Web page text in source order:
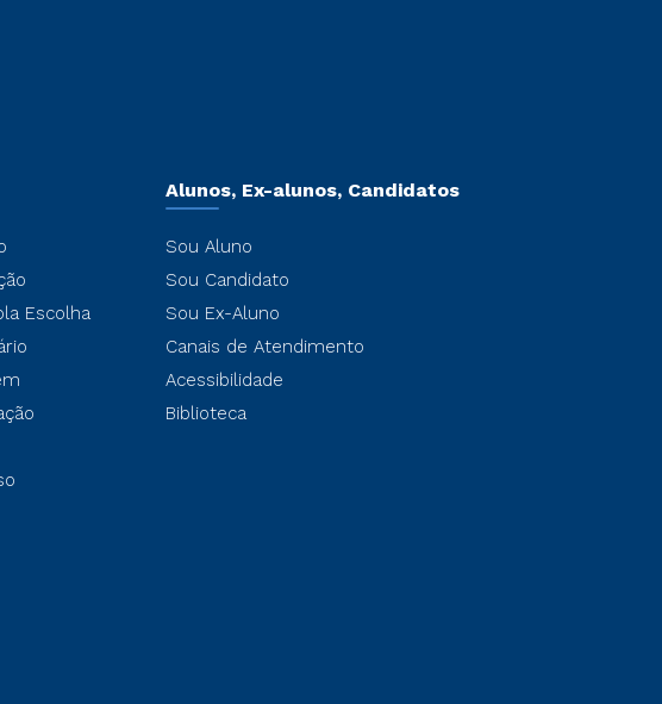
Escolha
Alunos, Ex-alunos, Candidatos
Sou Aluno
Sou Candidato
Sou Ex-Aluno
Canais de Atendimento
Acessibilidade
Biblioteca